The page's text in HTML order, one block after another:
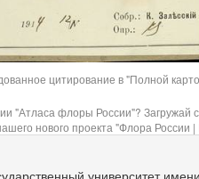
цитирование в "Полной
"Атласа флоры России"? Загружай
нового проекта "Флора России